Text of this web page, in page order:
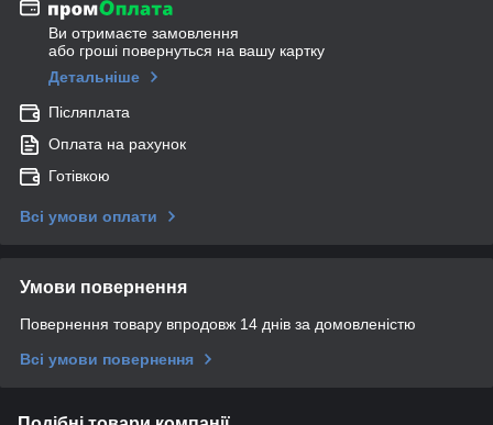
Ви отримаєте замовлення
або гроші повернуться на вашу картку
Детальніше
Післяплата
Оплата на рахунок
Готівкою
Всі умови оплати
Умови повернення
Повернення товару впродовж 14 днів за домовленістю
Всі умови повернення